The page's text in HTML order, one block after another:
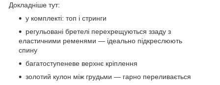
Докладніше тут:
у комплекті: топ і стринги
регульовані бретелі перехрещуються ззаду з
еластичними ременями — ідеально підкреслюють
спину
багатоступеневе верхнє кріплення
золотий кулон між грудьми — гарно переливається